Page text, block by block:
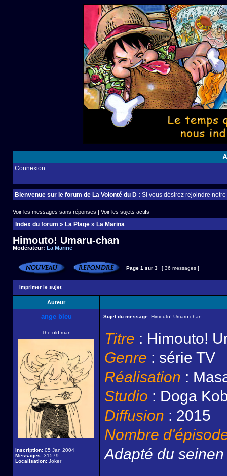
Connexion
Bienvenue sur le forum de La Volonté du D : Si vous désirez rejoindre
Voir les messages sans réponses | Voir les sujets actifs
Index du forum » La Plage » La Marina
Himouto! Umaru-chan
Modérateur: La Marine
Page 1 sur 3 [ 36 messages ]
Imprimer le sujet
Auteur
ange bleu Sujet du message: Himouto! Umaru-chan
The old man
Inscription: 05 Jan 2004
Messages: 31579
Localisation: Joker
Titre : Himouto!
Genre : série TV
Réalisation :
Studio : Doga
Diffusion : 2015
Nombre
Adapté du